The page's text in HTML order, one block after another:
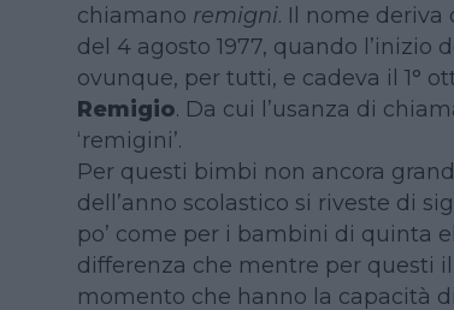
chiamano remigni. Il nome deriva
del 4 agosto 1977, quando l’inizio
ovunque, per tutti, e cadeva il 1°
Remigio. Da cui l’usanza di
‘remigini’.
Per questi bimbi non ancora
dell’anno scolastico si riveste di
po’ come per i bambini di quinta
differenza che mentre per questi
momento che hanno la capacità